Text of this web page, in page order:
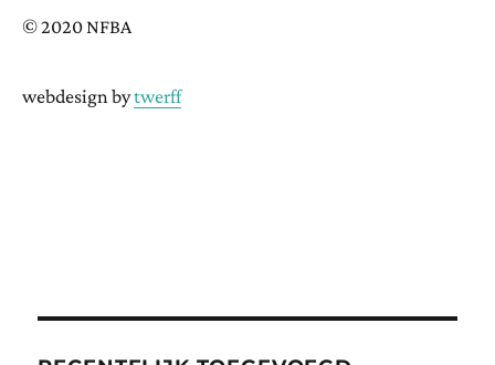
© 2020 NFBA
webdesign bytwerff